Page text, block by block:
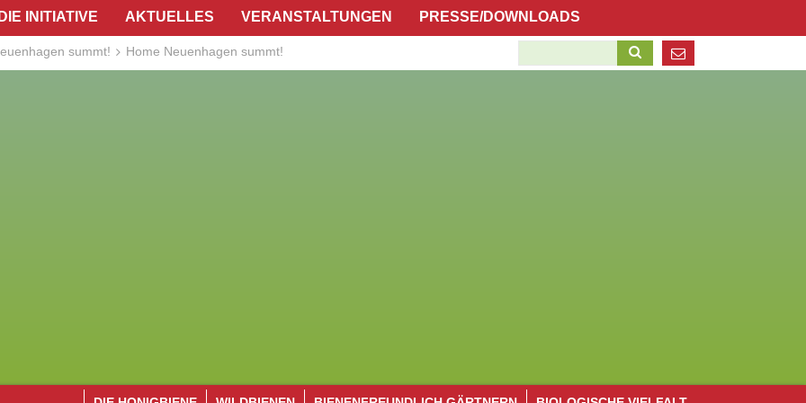
DIE INITIATIVE AKTUELLES VERANSTALTUNGEN
PRESSE/DOWNLOADS
summt! Home Neuenhagen summt!